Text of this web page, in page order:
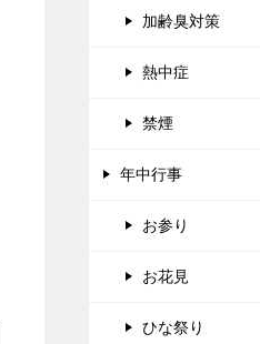
加齢臭対策
熱中症
禁煙
年中行事
お参り
お花見
ひな祭り